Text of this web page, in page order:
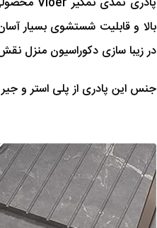
بالا و قابلیت شستشوی بسیار
در زیبا سازی دکوراسیون منزل
جنس این پادری از پلی استر و جیر می باشد و در اندازه